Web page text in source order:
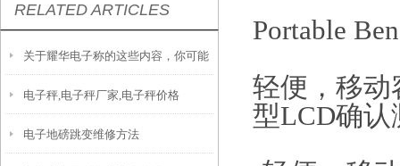
RELATED ARTICLES
关于耀华电子称的这些内容，你可能
想知道
电子秤,电子秤厂家,电子秤价格
电子地磅跳变维修方法
Portable
轻便，移动
型LCD确认